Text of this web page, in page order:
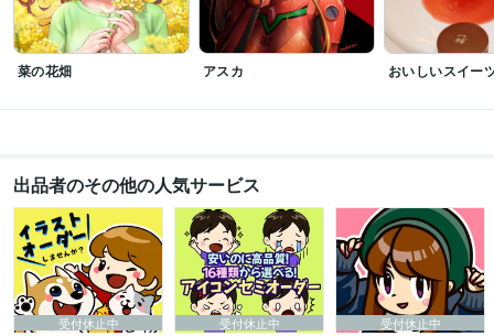
菜の花畑 アスカ おいしいスイー
出品者のその他の人気サービス
受付休止中
受付休止中
受付休止中